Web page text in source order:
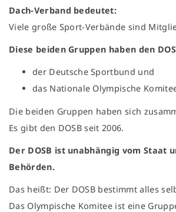
Dach-Verband bedeutet:
Viele große Sport-Verbände sind
Diese beiden Gruppen haben den
der Deutsche Sportbund und
das Nationale Olympische
Die beiden Gruppen haben sich
Es gibt den DOSB seit 2006.
Der DOSB ist unabhängig vom Staat
Behörden.
Das heißt: Der DOSB bestimmt alles
Das Olympische Komitee ist eine